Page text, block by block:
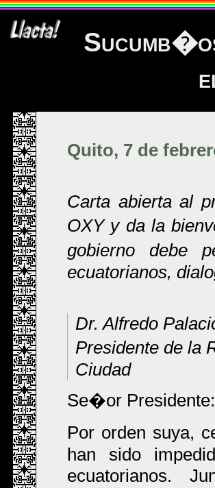
Quito, 7 de
Carta abierta al
OXY y da la
gobierno debe
ecuatorianos,
Dr. Alfredo
Presidente de la
Ciudad
Se�or Presidente:
Por orden suya,
han sido
ecuatorianos.